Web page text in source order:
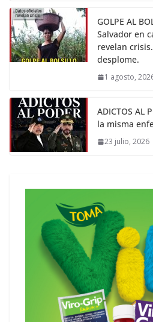
GOLPE AL
Salvador en
revelan
desplome.
1 agosto,
ADICTOS AL
la misma
23 julio, 2026